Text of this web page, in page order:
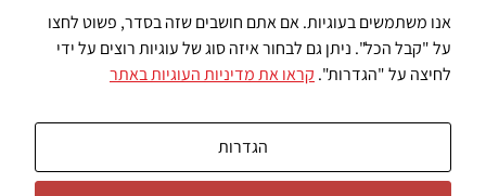
פומיות ריסוס
רובי ריסוס
חיבורי פלסטיק
אנו משתמשים בעוגיות. אם אתם חושבים שזה בסדר, פשוט לחצו
על "קבל הכל". ניתן גם לבחור איזה סוג של עוגיות רוצים על ידי
לחיצה על "הגדרות". קראו את מדיניות העוגיות באתר
הגדרות